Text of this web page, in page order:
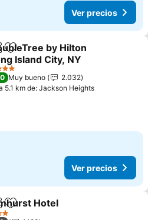
Ver precios
Agregar a favoritos
by Hilton
Island City, NY
precios
Muy bueno
2.032
5.1 km de: Jackson Heights
Ver precios
Agregar a favoritos
Hotel